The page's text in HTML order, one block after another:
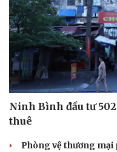
Cây thuốc
Sản phụ khoa
Nhi khoa
Nam khoa
Làm đẹp - giảm cân
Phòng mạch online
Ăn sạch sống khỏe
Ninh Bình đầu tư
thuê
Phòng vệ thương mại